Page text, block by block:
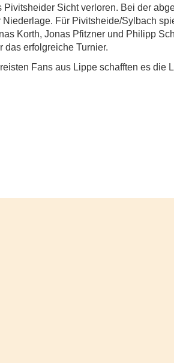
Sicht verloren. Bei der
Für Pivitsheide/Sylbach
Korth, Jonas Pfitzner und Philipp
das erfolgreiche Turnier.
Fans aus Lippe schafften es